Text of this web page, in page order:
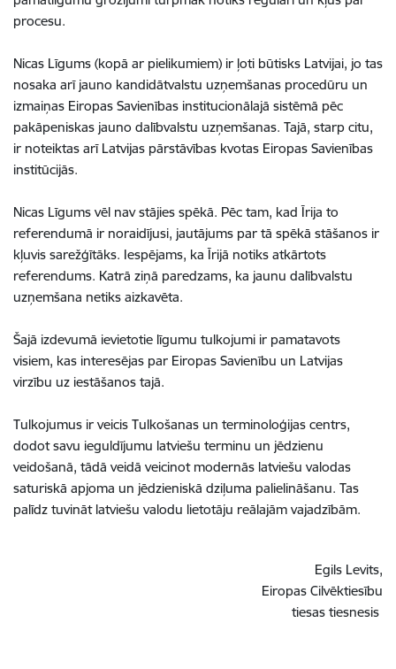
procesu.
Nicas Līgums (kopā ar pielikumiem) ir ļoti būtisks Latvijai, jo tas
nosaka arī jauno kandidātvalstu uzņemšanas procedūru un
izmaiņas Eiropas Savienības institucionālajā sistēmā pēc
pakāpeniskas jauno dalībvalstu uzņemšanas. Tajā, starp citu,
ir noteiktas arī Latvijas pārstāvības kvotas Eiropas Savienības
institūcijās.
Nicas Līgums vēl nav stājies spēkā. Pēc tam, kad Īrija to
referendumā ir noraidījusi, jautājums par tā spēkā stāšanos ir
kļuvis sarežģītāks. Iespējams, ka Īrijā notiks atkārtots
referendums. Katrā ziņā paredzams, ka jaunu dalībvalstu
uzņemšana netiks aizkavēta.
Šajā izdevumā ievietotie līgumu tulkojumi ir pamatavots
visiem, kas interesējas par Eiropas Savienību un Latvijas
virzību uz iestāšanos tajā.
Tulkojumus ir veicis Tulkošanas un terminoloģijas centrs,
dodot savu ieguldījumu latviešu terminu un jēdzienu
veidošanā, tādā veidā veicinot modernās latviešu valodas
saturiskā apjoma un jēdzieniskā dziļuma palielināšanu. Tas
palīdz tuvināt latviešu valodu lietotāju reālajām vajadzībām.
Egils Levits,
Eiropas Cilvēktiesību
tiesas tiesnesis